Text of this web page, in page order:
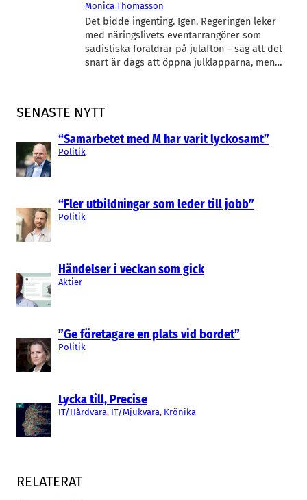
SENASTE NYTT
“Samarbetet med M har varit lyckosamt”
Politik
“Fler utbildningar som leder till jobb”
Politik
Händelser i veckan som gick
Aktier
”Ge företagare en plats vid bordet”
Politik
Lycka till, Precise
IT/Hårdvara, IT/Mjukvara, Krönika
Monica Thomasson
Det bidde ingenting. Igen. Regeringen leker
med näringslivets eventarrangörer som
sadistiska föräldrar på julafton – säg att det
snart är dags att öppna julklapparna, men…
RELATERAT